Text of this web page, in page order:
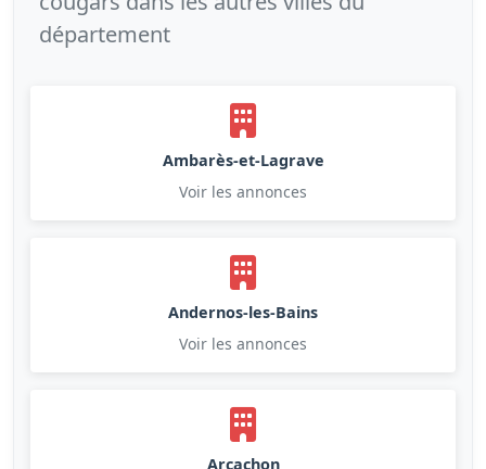
département
Ambarès-et-Lagrave
Voir les annonces
Andernos-les-Bains
Voir les annonces
Arcachon